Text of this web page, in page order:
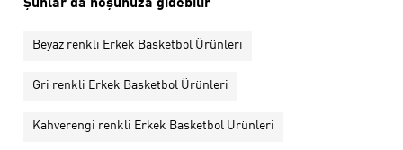
Şunlar da hoşunuza gidebilir
Beyaz renkli Erkek Basketbol Ürünleri
Gri renkli Erkek Basketbol Ürünleri
Kahverengi renkli Erkek Basketbol Ürünleri